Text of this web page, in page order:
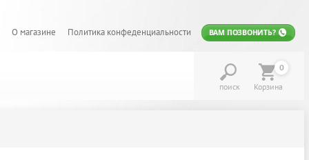
О магазине Политика конфеденциальности ВАМ ПОЗВОНИТЬ?
поиск
0
Корзина